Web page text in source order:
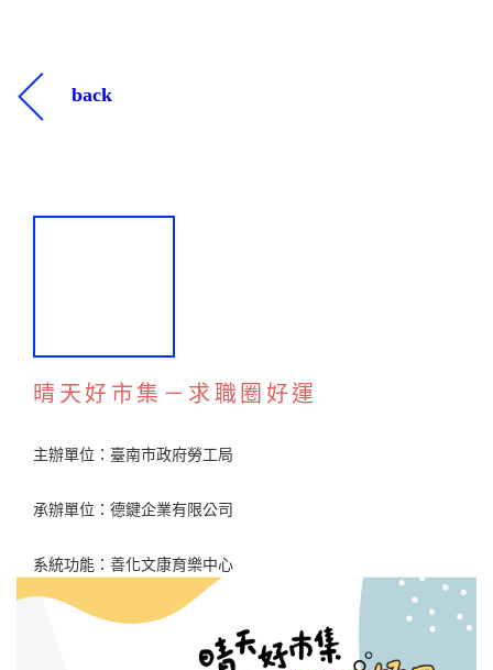
back
晴天好市集－求職圈好運
主辦單位：臺南市政府勞工局
承辦單位：德鍵企業有限公司
系統功能：善化文康育樂中心